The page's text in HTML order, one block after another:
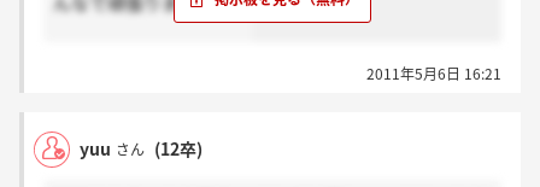
2011年5月6日 16:21
yuu さん (12卒)